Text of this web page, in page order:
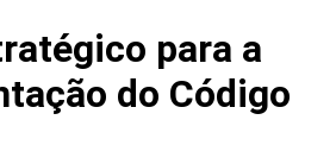
para a
do Código